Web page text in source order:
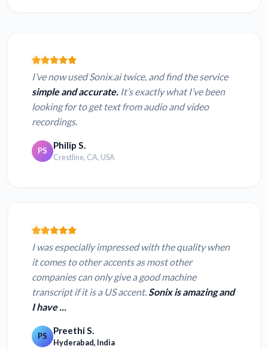
I’ve now used Sonix.ai twice, and find the service
simple and accurate. It’s exactly what I’ve been
looking for to get text from audio and video
recordings.
PS Philip S.
Crestline, CA, USA
I was especially impressed with the quality when
it comes to other accents as most other
companies can only give a good machine
transcript if it is a US accent.Sonix is amazing and
I have ...
PS Preethi S.
Hyderabad, India